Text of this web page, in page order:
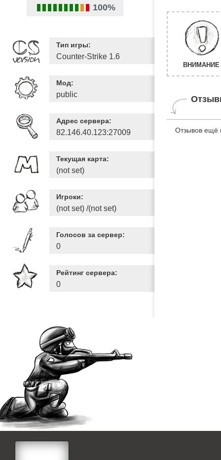
100%
Тип игры:
Counter-Strike 1.6
Мод:
public
Адрес сервера:
82.146.40.123:27009
Текущая карта:
(not set)
Игроки:
(not set) /(not set)
Голосов за сервер:
0
Рейтинг сервера:
0
ВНИМАНИЕ
Отзывов ещё